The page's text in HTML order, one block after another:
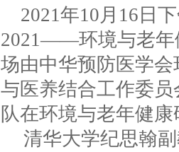
2021年10月16日
2021——环境与老年
场由中华预防医学
与医养结合工作委
队在环境与老年健
清华大学纪思翰